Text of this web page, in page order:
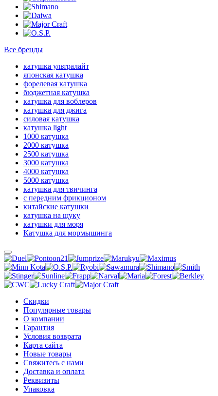
Все бренды
катушка ультралайт
японская катушка
форелевая катушка
бюджетная катушка
катушка для воблеров
катушка для джига
силовая катушка
катушка light
1000 катушка
2000 катушка
2500 катушка
3000 катушка
4000 катушка
5000 катушка
катушка для твичинга
с передним фрикционом
китайские катушки
катушка на щуку
катушки для моря
Катушка для мормышинга
Скидки
Популярные товары
О компании
Гарантия
Условия возврата
Карта сайта
Новые товары
Свяжитесь с нами
Доставка и оплата
Реквизиты
Упаковка